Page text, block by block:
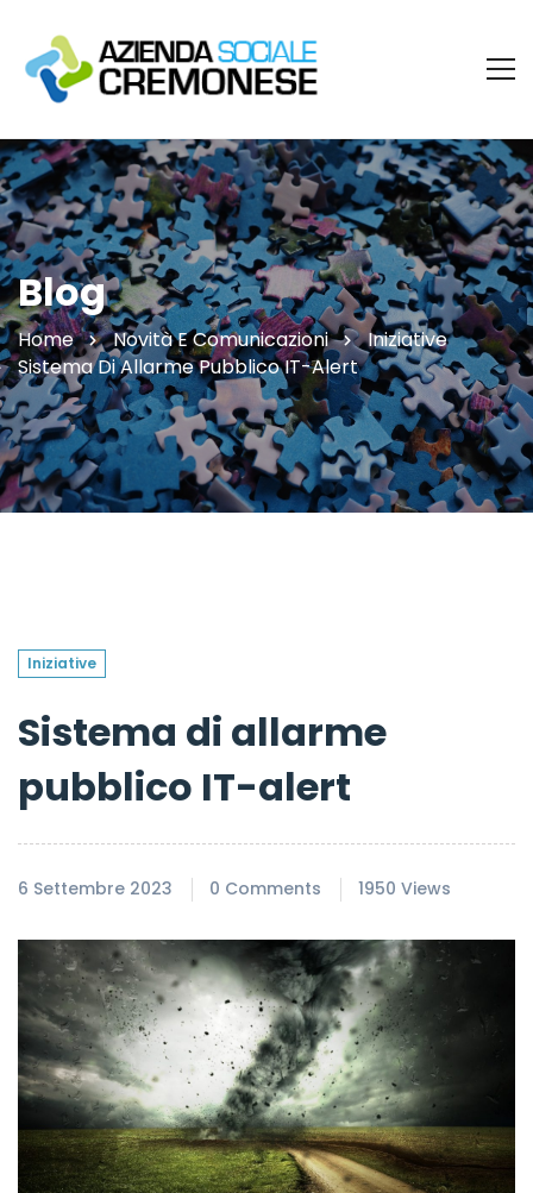
Blog
Home Novità E Comunicazioni
Iniziative
Sistema Di Allarme Pubblico IT-Alert
Iniziative
Sistema di allarme
pubblico IT-alert
6 Settembre 2023 0 Comments 1950 Views